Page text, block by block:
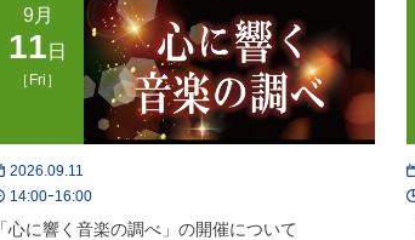
9月
11 日
［Fri］
2026.09.11
14:00ｰ16:00
「心に響く音楽の調べ」の開催について